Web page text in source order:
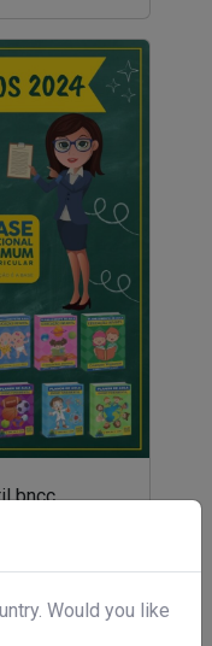
Would you like
bncc